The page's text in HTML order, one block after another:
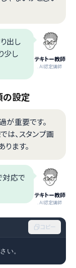
テキトー教師
.AI認定講師
出し
少し
の設定
が重要です。
、スタンプ画
ます。
テキトー教師
.AI認定講師
対応で
コピー
い。